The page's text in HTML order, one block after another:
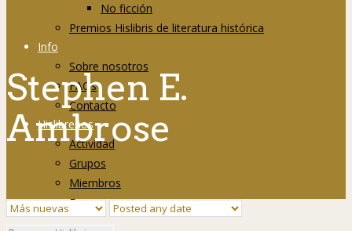
No ficción
Premios Hislibris de literatura histórica
Info
Sobre nosotros
FAQs
Contacto
Hislibreños
Actividad
Grupos
Miembros
Foro
Stephen E.
Ambrose